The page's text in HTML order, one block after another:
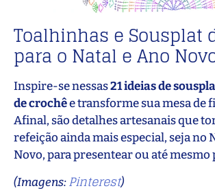
Toalhinhas e Sousplat
para o Natal e Ano
Inspire-se nessas21 ideias de
de crochêe transforme sua mesa de
Afinal, são detalhes artesanais que
refeição ainda mais especial, seja no
Novo, para presentear ou até mesmo
(Imagens:Pinterest)